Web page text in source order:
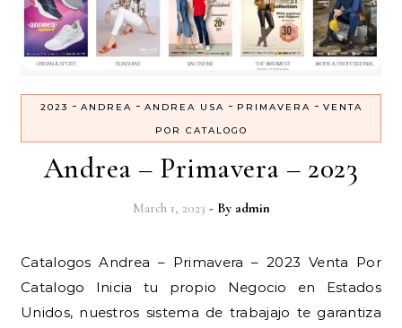
2023 - ANDREA - ANDREA USA - PRIMAVERA - VENTA
POR CATALOGO
Andrea – Primavera – 2023
March 1, 2023 - By admin
Catalogos Andrea – Primavera – 2023 Venta Por
Catalogo Inicia tu propio Negocio en Estados
Unidos, nuestros sistema de trabajajo te garantiza